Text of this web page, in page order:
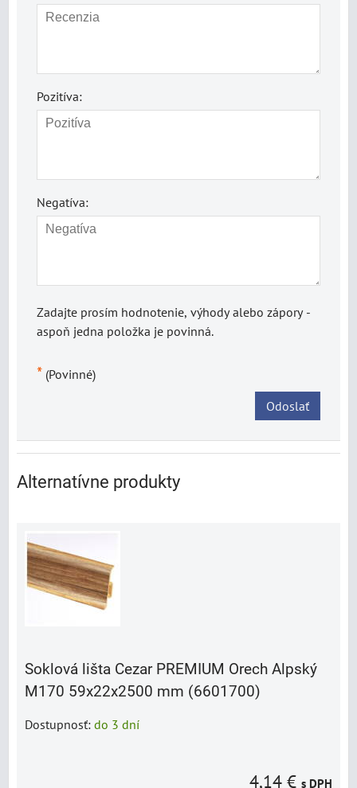
Pozitíva:
Negatíva:
Zadajte prosím hodnotenie, výhody alebo zápory -
aspoň jedna položka je povinná.
* (Povinné)
Odoslať
Alternatívne produkty
Soklová lišta Cezar PREMIUM Orech Alpský
M170 59x22x2500 mm (6601700)
Dostupnosť: do 3 dní
4,14 € s DPH